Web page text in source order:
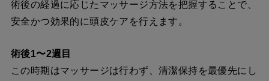
術後の経過に応じたマッサージ方法を把握することで、
安全かつ効果的に頭皮ケアを行えます。
術後1〜2週目
この時期はマッサージは行わず、清潔保持を最優先にし